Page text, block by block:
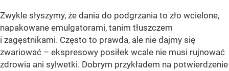
Zwykle słyszymy, że dania do podgrzania to zło wcielone,
napakowane emulgatorami, tanim tłuszczem
i zagęstnikami. Często to prawda, ale nie dajmy się
zwariować – ekspresowy posiłek wcale nie musi rujnować
zdrowia ani sylwetki. Dobrym przykładem na potwierdzenie